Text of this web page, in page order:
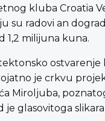
kluba Croatia
su radovi an
1,2 milijuna kuna.
je crkvu
Miroljuba,
je glasovitoga